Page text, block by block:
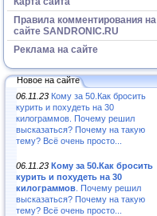
Правила комментирования на
сайте SANDRONIC.RU
Реклама на сайте
Новое на сайте
06.11.23 Кому за 50.Как бросить
курить и похудеть на 30
килограммов. Почему решил
высказаться? Почему на такую
тему? Всё очень просто...
06.11.23 Кому за 50.Как бросить
курить и похудеть на 30
килограммов . Почему решил
высказаться? Почему на такую
тему? Всё очень просто...